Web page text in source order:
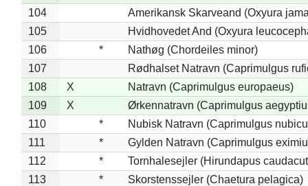
104
Amerikansk Skarveand (Oxyura
105
Hvidhovedet And (Oxyura
106
*
Nathøg (Chordeiles minor)
107
Rødhalset Natravn (Caprimulgus
108
X
Natravn (Caprimulgus europaeus)
109
X
Ørkennatravn (Caprimulgus
110
*
Nubisk Natravn (Caprimulgus
111
*
Gylden Natravn (Caprimulgus
112
*
Tornhalesejler (Hirundapus
113
*
Skorstenssejler (Chaetura pelagica)